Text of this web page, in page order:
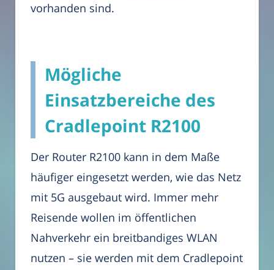
vorhanden sind.
Mögliche
Einsatzbereiche des
Cradlepoint R2100
Der Router R2100 kann in dem Maße
häufiger eingesetzt werden, wie das Netz
mit 5G ausgebaut wird. Immer mehr
Reisende wollen im öffentlichen
Nahverkehr ein breitbandiges WLAN
nutzen – sie werden mit dem Cradlepoint